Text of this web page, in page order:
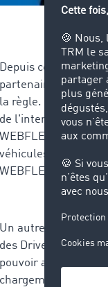
Depuis cette année,
partenaires qui
la règle. Selon
de l'interface
WEBFLEET,
véhicules
WEBFLEET et
Un autre avantage
des Driver
pouvoir accéder à
chargements à